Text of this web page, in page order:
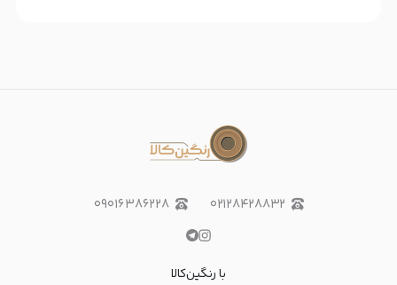
۰۲۱۲۸۴۲۸۸۳۲ ۰۹۰۱۶۳۸۶۲۲۸
با رنگین‌کالا